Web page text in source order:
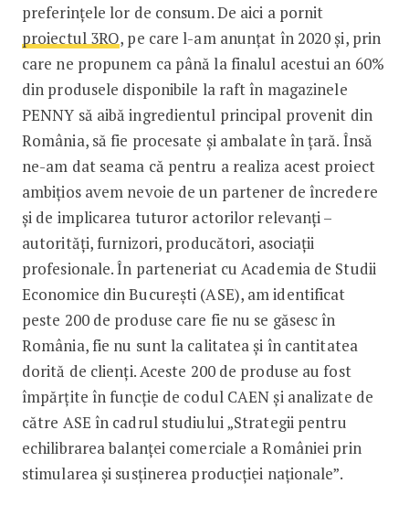
preferințele lor de consum. De aici a pornit
proiectul 3RO, pe care l-am anunțat în 2020 și, prin
care ne propunem ca până la finalul acestui an 60%
din produsele disponibile la raft în magazinele
PENNY să aibă ingredientul principal provenit din
România, să fie procesate și ambalate în țară. Însă
ne-am dat seama că pentru a realiza acest proiect
ambițios avem nevoie de un partener de încredere
și de implicarea tuturor actorilor relevanți –
autorități, furnizori, producători, asociații
profesionale. În parteneriat cu Academia de Studii
Economice din București (ASE), am identificat
peste 200 de produse care fie nu se găsesc în
România, fie nu sunt la calitatea și în cantitatea
dorită de clienți. Aceste 200 de produse au fost
împărțite în funcție de codul CAEN și analizate de
către ASE în cadrul studiului „Strategii pentru
echilibrarea balanței comerciale a României prin
stimularea și susținerea producției naționale”.